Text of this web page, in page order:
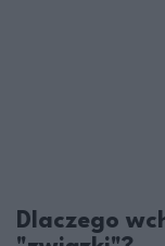
Dlaczego